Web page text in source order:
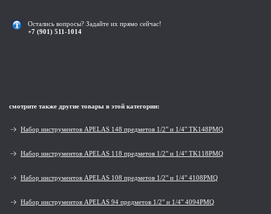
Остались вопросы? Задайте их прямо сейчас!
+7 (901) 511-1014
смотрите также другие товары в этой категории:
Набор инструментов APELAS 148 предметов 1/2" и 1/4" TK148PMQ
Набор инструментов APELAS 118 предметов 1/2" и 1/4" TK118PMQ
Набор инструментов APELAS 108 предметов 1/2" и 1/4" 4108PMQ
Набор инструментов APELAS 94 предметов 1/2" и 1/4" 4094PMQ